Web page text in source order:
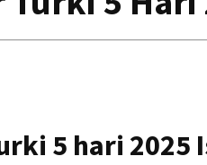
5 hari 2025